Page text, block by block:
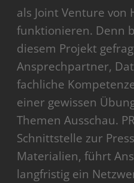
als Joint Venture von
funktionieren. Denn
diesem Projekt
Ansprechpartner,
fachliche
einer gewissen
Themen Ausschau.
Schnittstelle zur
Materialien, führt
langfristig ein